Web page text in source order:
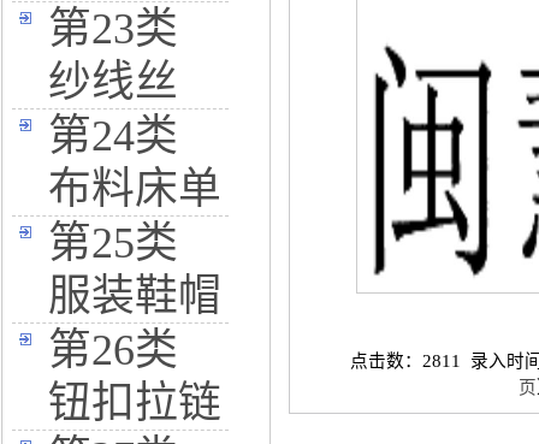
第23类
纱线丝
第24类
布料床单
第25类
服装鞋帽
第26类
钮扣拉链
点击数：2811 录入时
页